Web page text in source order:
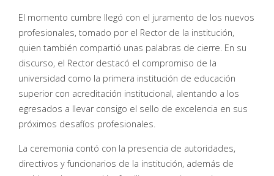
El momento cumbre llegó con el juramento de los nuevos
profesionales, tomado por el Rector de la institución,
quien también compartió unas palabras de cierre. En su
discurso, el Rector destacó el compromiso de la
universidad como la primera institución de educación
superior con acreditación institucional, alentando a los
egresados a llevar consigo el sello de excelencia en sus
próximos desafíos profesionales.
La ceremonia contó con la presencia de autoridades,
directivos y funcionarios de la institución, además de